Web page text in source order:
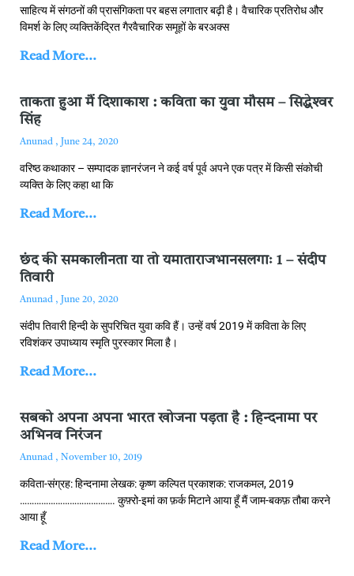
साहित्‍य में संगठनों की प्रासंगिकता पर बहस लगातार बढ़ी है। वैचारिक प्रतिरोध और
विमर्श के लिए व्‍यक्तिकेंद्रित गैरवैचारिक समूहों के बरअक्‍स
Read More...
ताकता हुआ मैं दिशाकाश : कविता का युवा मौसम – सिद्धेश्‍वर
सिंह
Anunad June 24, 2020
वरिष्‍ठ कथाकार – सम्‍पादक ज्ञानरंजन ने कई वर्ष पूर्व अपने एक पत्र में किसी संकोची
व्‍यक्‍त‍ि के लिए कहा था कि
Read More...
छंद की समकालीनता या तो यमाताराजभानसलगाः 1 – संदीप
तिवारी
Anunad June 20, 2020
संदीप तिवारी हिन्‍दी के सुपरिचित युवा कवि हैं। उन्‍‍हें वर्ष 2019 में कविता के लिए
रविशंकर उपाध्‍याय स्‍मृति पुरस्‍कार मिला है।
Read More...
सबको अपना अपना भारत खोजना पड़ता है : हिन्‍दनामा पर
अभिनव निरंजन
Anunad November 10, 2019
कविता-संग्रह: हिन्दनामा लेखक: कृष्ण कल्पित प्रकाशक: राजकमल, 2019
…………………………………. कुफ़्रो-इमां का फ़र्क मिटाने आया हूँ मैं जाम-बकफ़ तौबा करने
आया हूँ
Read More...